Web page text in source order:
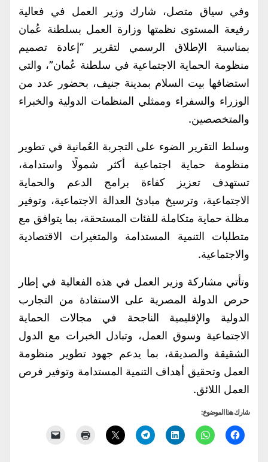
وفي سياق متصل، شارك وزير العمل في فعالية
رفيعة المستوى نظمتها وزارة العمل بسلطنة عُمان
بمناسبة الإطلاق الرسمي لتقرير “إعادة تصميم
منظومة الحماية الاجتماعية في سلطنة عُمان”، والتي
استضافها بيت السلام بمدينة جنيف، بحضور عدد من
الوزراء والسفراء وممثلي المنظمات الدولية والخبراء
والمتخصصين.
وسلط التقرير الضوء على التجربة العُمانية في تطوير
منظومة حماية اجتماعية أكثر شمولًا واستدامة،
تستهدف تعزيز كفاءة برامج الدعم والحماية
الاجتماعية، وترسيخ مبادئ العدالة الاجتماعية، وتوفير
مظلة حماية متكاملة للفئات المستحقة، بما يتوافق مع
متطلبات التنمية المستدامة والمتغيرات الاقتصادية
والاجتماعية.
وتأتي مشاركة وزير العمل في هذه الفعالية في إطار
حرص الدولة المصرية على الاستفادة من التجارب
الدولية والإقليمية الناجحة في مجالات الحماية
الاجتماعية وسوق العمل، وتبادل الخبرات مع الدول
الشقيقة والصديقة، بما يدعم جهود تطوير منظومة
العمل وتحقيق أهداف التنمية المستدامة وتوفير فرص
العمل اللائق.
شارك هذا الموضوع: